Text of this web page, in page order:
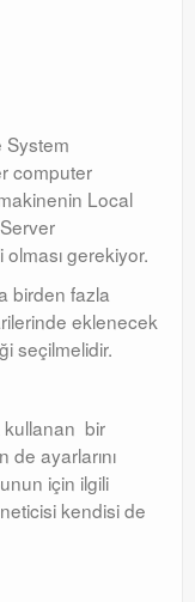
System
computer
Local
gerekiyor.
birden fazla
eklenecek
seçilmelidir.
kullanan bir
ayarlarını
için ilgili
kendisi de